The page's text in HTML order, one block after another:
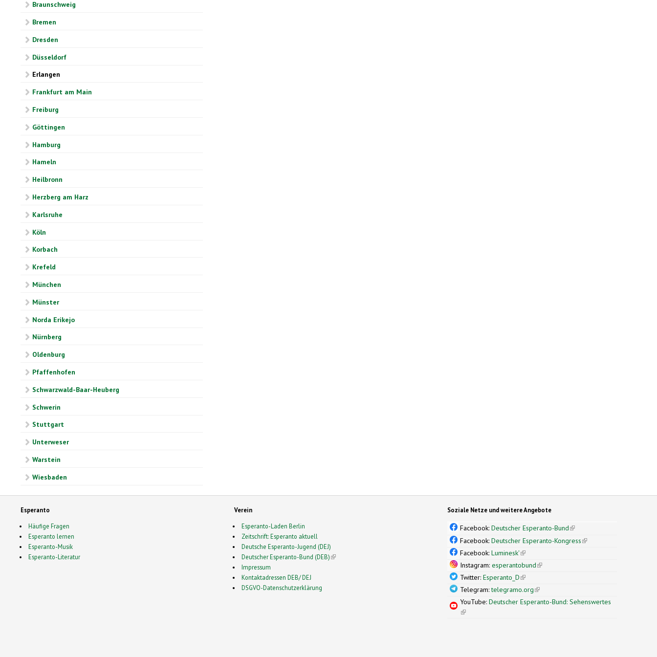
Braunschweig
Bremen
Dresden
Düsseldorf
Erlangen
Frankfurt am Main
Freiburg
Göttingen
Hamburg
Hameln
Heilbronn
Herzberg am Harz
Karlsruhe
Köln
Korbach
Krefeld
München
Münster
Norda Erikejo
Nürnberg
Oldenburg
Pfaffenhofen
Schwarzwald-Baar-Heuberg
Schwerin
Stuttgart
Unterweser
Warstein
Wiesbaden
Esperanto
Häufige Fragen
Esperanto lernen
Esperanto-Musik
Esperanto-Literatur
Verein
Esperanto-Laden Berlin
Zeitschrift: Esperanto aktuell
Deutsche Esperanto-Jugend (DEJ)
Deutscher Esperanto-Bund (DEB)(link is external)
Impressum
Kontaktadressen DEB/ DEJ
DSGVO-Datenschutzerklärung
Soziale Netze und weitere Angebote
Facebook:Deutscher Esperanto-Bund(link is external)
Facebook:Deutscher Esperanto-Kongress(link is external)
Facebook:Luminesk'(link is external)
Instagram:esperantobund(link is external)
Twitter:Esperanto_D(link is external)
Telegram:telegramo.org(link is external)
YouTube:Deutscher Esperanto-Bund: Sehenswertes
(link is external)